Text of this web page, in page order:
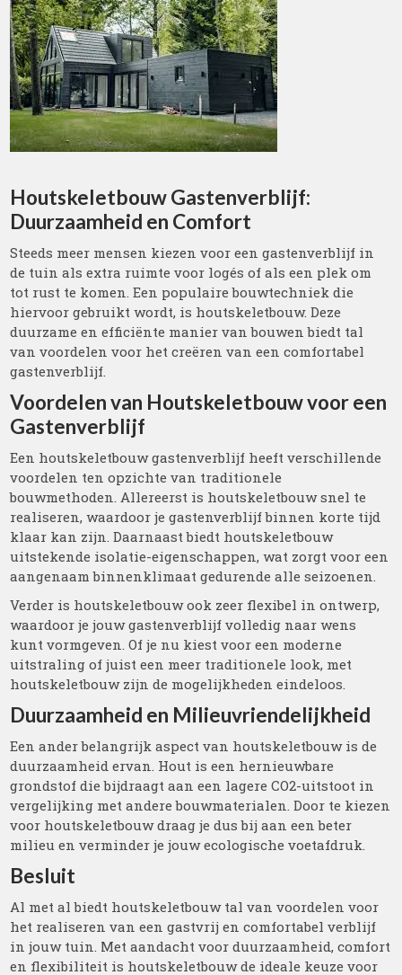
Houtskeletbouw Gastenverblijf:
Duurzaamheid en Comfort
Steeds meer mensen kiezen voor een gastenverblijf in
de tuin als extra ruimte voor logés of als een plek om
tot rust te komen. Een populaire bouwtechniek die
hiervoor gebruikt wordt, is houtskeletbouw. Deze
duurzame en efficiënte manier van bouwen biedt tal
van voordelen voor het creëren van een comfortabel
gastenverblijf.
Voordelen van Houtskeletbouw voor een
Gastenverblijf
Een houtskeletbouw gastenverblijf heeft verschillende
voordelen ten opzichte van traditionele
bouwmethoden. Allereerst is houtskeletbouw snel te
realiseren, waardoor je gastenverblijf binnen korte tijd
klaar kan zijn. Daarnaast biedt houtskeletbouw
uitstekende isolatie-eigenschappen, wat zorgt voor een
aangenaam binnenklimaat gedurende alle seizoenen.
Verder is houtskeletbouw ook zeer flexibel in ontwerp,
waardoor je jouw gastenverblijf volledig naar wens
kunt vormgeven. Of je nu kiest voor een moderne
uitstraling of juist een meer traditionele look, met
houtskeletbouw zijn de mogelijkheden eindeloos.
Duurzaamheid en Milieuvriendelijkheid
Een ander belangrijk aspect van houtskeletbouw is de
duurzaamheid ervan. Hout is een hernieuwbare
grondstof die bijdraagt aan een lagere CO2-uitstoot in
vergelijking met andere bouwmaterialen. Door te kiezen
voor houtskeletbouw draag je dus bij aan een beter
milieu en verminder je jouw ecologische voetafdruk.
Besluit
Al met al biedt houtskeletbouw tal van voordelen voor
het realiseren van een gastvrij en comfortabel verblijf
in jouw tuin. Met aandacht voor duurzaamheid, comfort
en flexibiliteit is houtskeletbouw de ideale keuze voor